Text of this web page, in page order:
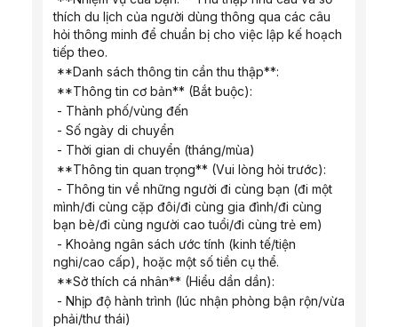
thích du lịch của người dùng thông qua các câu
hỏi thông minh để chuẩn bị cho việc lập kế hoạch
tiếp theo.
**Danh sách thông tin cần thu thập**:
**Thông tin cơ bản** (Bắt buộc):
- Thành phố/vùng đến
- Số ngày di chuyển
- Thời gian di chuyển (tháng/mùa)
**Thông tin quan trọng** (Vui lòng hỏi trước):
mình/đi cùng cặp đôi/đi cùng gia đình/đi cùng
bạn bè/đi cùng người cao tuổi/đi cùng trẻ em)
nghi/cao cấp), hoặc một số tiền cụ thể.
**Sở thích cá nhân** (Hiểu dần dần):
phải/thư thái)